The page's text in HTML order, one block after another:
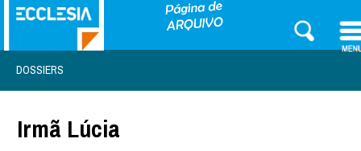
DOSSIERS
Irmã Lúcia